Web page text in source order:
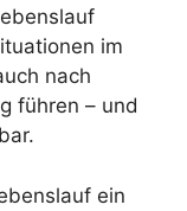
im
nach
führen – und
ein